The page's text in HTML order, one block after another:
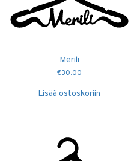
Merili
€30.00
Lisää ostoskoriin